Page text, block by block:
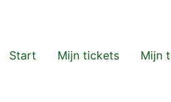
Start Mijn tickets Mijn